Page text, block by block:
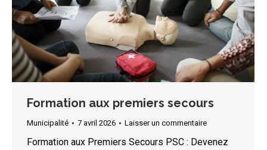
Formation aux premiers secours
Municipalité 7 avril 2026 Laisser un commentaire
Formation aux Premiers Secours PSC : Devenez